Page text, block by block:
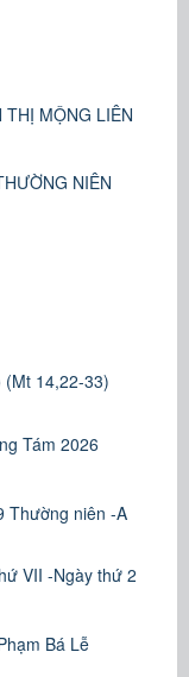
THỊ MỘNG LIÊN
NIÊN
14,22-33)
Tám 2026
Thường niên -A
VII -Ngày thứ 2
Bá Lễ